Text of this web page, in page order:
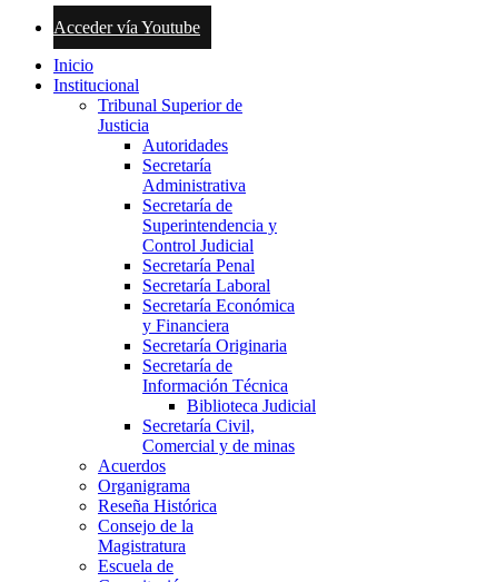
Acceder vía Youtube
Inicio
Institucional
Tribunal Superior de
Justicia
Autoridades
Secretaría
Administrativa
Secretaría de
Superintendencia y
Control Judicial
Secretaría Penal
Secretaría Laboral
Secretaría Económica
y Financiera
Secretaría Originaria
Secretaría de
Información Técnica
Biblioteca Judicial
Secretaría Civil,
Comercial y de minas
Acuerdos
Organigrama
Reseña Histórica
Consejo de la
Magistratura
Escuela de